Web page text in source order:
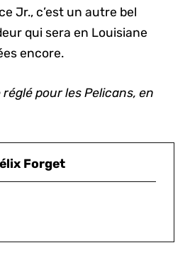
Jr., c’est un autre bel
qui sera en Louisiane
encore.
pour les Pelicans, en
Forget